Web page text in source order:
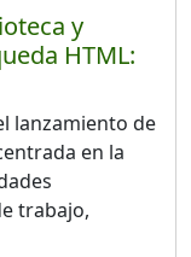
y
HTML:
lanzamiento de
en la
trabajo,